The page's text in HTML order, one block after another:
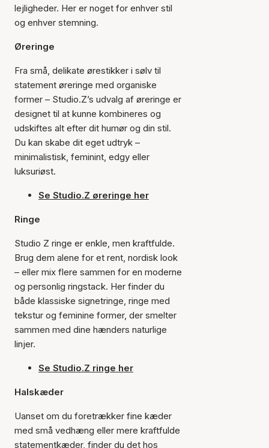
lejligheder. Her er noget for enhver stil
og enhver stemning.
Øreringe
Fra små, delikate ørestikker i sølv til
statement øreringe med organiske
former – Studio.Z’s udvalg af øreringe er
designet til at kunne kombineres og
udskiftes alt efter dit humør og din stil.
Du kan skabe dit eget udtryk –
minimalistisk, feminint, edgy eller
luksuriøst.
Se Studio.Z øreringe her
Ringe
Studio Z ringe er enkle, men kraftfulde.
Brug dem alene for et rent, nordisk look
– eller mix flere sammen for en moderne
og personlig ringstack. Her finder du
både klassiske signetringe, ringe med
tekstur og feminine former, der smelter
sammen med dine hænders naturlige
linjer.
Se Studio.Z ringe her
Halskæder
Uanset om du foretrækker fine kæder
med små vedhæng eller mere kraftfulde
statementkæder, finder du det hos